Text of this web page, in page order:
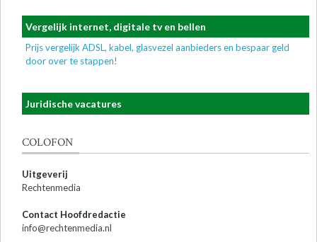
Vergelijk internet, digitale tv en bellen
Prijs vergelijk ADSL, kabel, glasvezel aanbieders en bespaar geld
door over te stappen!
Juridische vacatures
COLOFON
Uitgeverij
Rechtenmedia
Contact Hoofdredactie
info@rechtenmedia.nl